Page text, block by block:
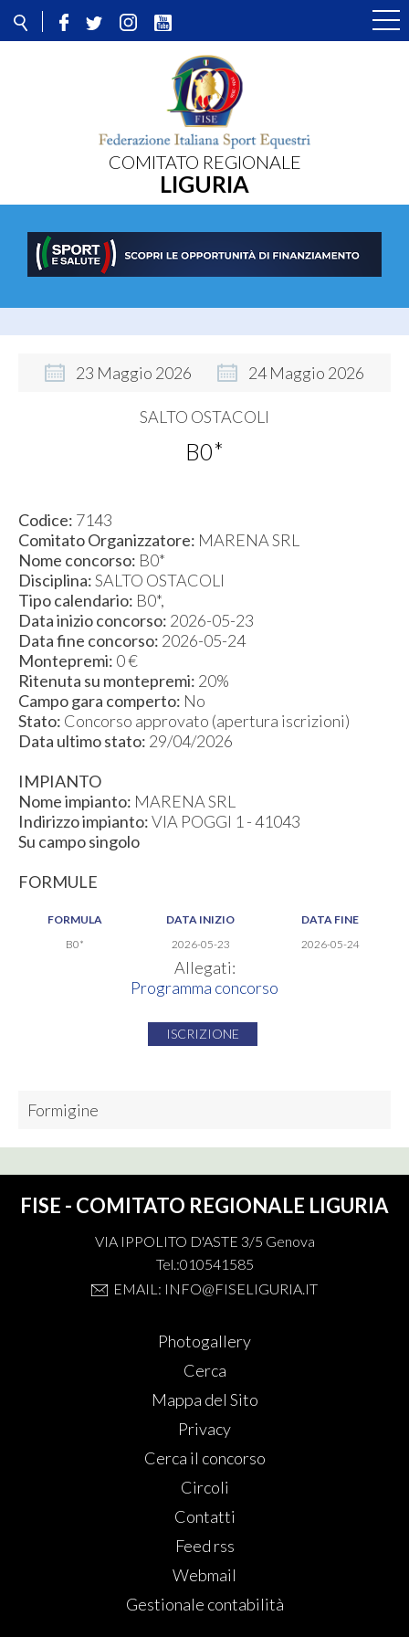
COMITATO REGIONALE
LIGURIA
23 Maggio 2026 24 Maggio 2026
B0*
Codice: 7143
Comitato Organizzatore: MARENA SRL
Nome concorso: B0*
Disciplina:SALTO OSTACOLI
Tipo calendario: B0*,
Data inizio concorso: 2026-05-23
Data fine concorso: 2026-05-24
Montepremi: 0 €
Ritenuta su montepremi: 20%
Campo gara comperto: No
Stato: Concorso approvato (apertura iscrizioni)
Data ultimo stato: 29/04/2026
IMPIANTO
Nome impianto: MARENA SRL
Indirizzo impianto:VIA POGGI 1 - 41043
Su campo singolo
FORMULE
FORMULA DATA INIZIO
DATA FINE
B0*
2026-05-23 2026-05-24
Allegati:
Programma concorso
ISCRIZIONE
SALTO OSTACOLI
Formigine
FISE - COMITATO REGIONALE LIGURIA
VIA IPPOLITO D'ASTE 3/5 Genova
Tel.:010541585
EMAIL: INFO@FISELIGURIA.IT
Photogallery
Cerca
Mappa del Sito
Privacy
Cerca il concorso
Circoli
Contatti
Feed rss
Webmail
Gestionale contabilità